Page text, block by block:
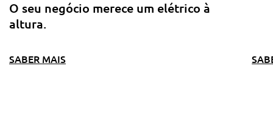
O seu negócio merece um elétrico à
altura.
SABER MAIS